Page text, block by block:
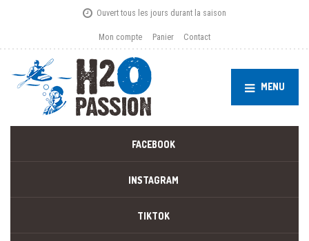
Ouvert tous les jours durant la saison
Mon compte Panier Contact
MENU
FACEBOOK
INSTAGRAM
TIKTOK